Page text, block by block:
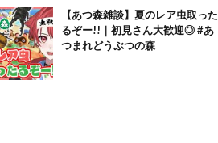
【あつ森雑談】夏のレア虫取った
るぞー!!｜初見さん大歓迎◎ #あ
つまれどうぶつの森